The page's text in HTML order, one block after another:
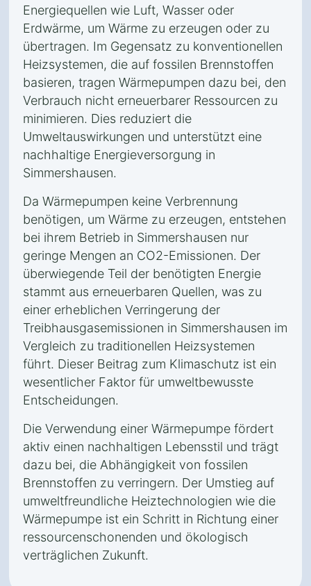
Energiequellen wie Luft, Wasser oder
Erdwärme, um Wärme zu erzeugen oder zu
übertragen. Im Gegensatz zu konventionellen
Heizsystemen, die auf fossilen Brennstoffen
basieren, tragen Wärmepumpen dazu bei, den
Verbrauch nicht erneuerbarer Ressourcen zu
minimieren. Dies reduziert die
Umweltauswirkungen und unterstützt eine
nachhaltige Energieversorgung in
Simmershausen.
Da Wärmepumpen keine Verbrennung
benötigen, um Wärme zu erzeugen, entstehen
bei ihrem Betrieb in Simmershausen nur
geringe Mengen an CO2-Emissionen. Der
überwiegende Teil der benötigten Energie
stammt aus erneuerbaren Quellen, was zu
einer erheblichen Verringerung der
Treibhausgasemissionen in Simmershausen im
Vergleich zu traditionellen Heizsystemen
führt. Dieser Beitrag zum Klimaschutz ist ein
wesentlicher Faktor für umweltbewusste
Entscheidungen.
Die Verwendung einer Wärmepumpe fördert
aktiv einen nachhaltigen Lebensstil und trägt
dazu bei, die Abhängigkeit von fossilen
Brennstoffen zu verringern. Der Umstieg auf
umweltfreundliche Heiztechnologien wie die
Wärmepumpe ist ein Schritt in Richtung einer
ressourcenschonenden und ökologisch
verträglichen Zukunft.